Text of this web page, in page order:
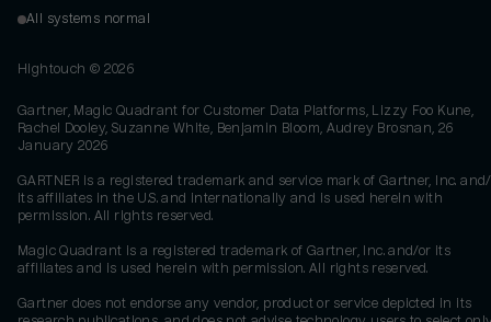
All systems normal
Hightouch © 2026
Gartner, Magic Quadrant for Customer Data Platforms, Lizzy Foo Kune,
Rachel Dooley, Suzanne White, Benjamin Bloom, Audrey Brosnan, 26
January 2026
GARTNER is a registered trademark and service mark of Gartner, Inc.
its affiliates in the U.S. and internationally and is used herein with
permission. All rights reserved.
Magic Quadrant is a registered trademark of Gartner, Inc. and/or its
affiliates and is used herein with permission. All rights reserved.
Gartner does not endorse any vendor, product or service depicted in its